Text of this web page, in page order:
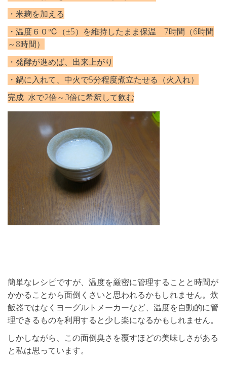
・米麹を加える
・温度６０℃（±5）を維持したまま保温 7時間（6時間
～8時間）
・発酵が進めば、出来上がり
・鍋に入れて、中火で5分程度煮立たせる（火入れ）
完成 水で2倍～3倍に希釈して飲む
簡単なレシピですが、温度を厳密に管理することと時間が
かかることから面倒くさいと思われるかもしれません。炊
飯器ではなくヨーグルトメーカーなど、温度を自動的に管
理できるものを利用すると少し楽になるかもしれません。
しかしながら、この面倒臭さを覆すほどの美味しさがある
と私は思っています。